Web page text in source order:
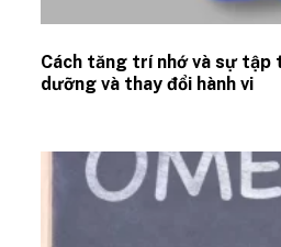
Cách tăng trí nhớ và sự tập
dưỡng và thay đổi hành vi